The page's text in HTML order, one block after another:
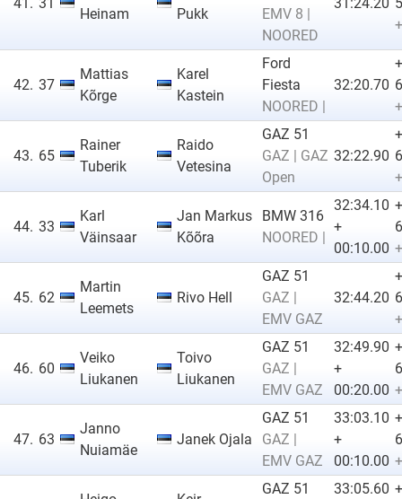
Heinam
Pukk
EMV 8 |
NOORED
42. 37
Mattias
Kõrge
Karel
Kastein
Ford
Fiesta
NOORED |
32:20.70
+
43. 65
Rainer
Tuberik
Raido
Vetesina
GAZ 51
GAZ | GAZ
Open
32:22.90
+
44. 33
Karl
Väinsaar
Jan Markus
Kõõra
BMW 316
NOORED |
32:34.10
+
00:10.00
+
45. 62
Martin
Leemets
Rivo Hell
GAZ 51
GAZ |
EMV GAZ
32:44.20
+
46. 60
Veiko
Liukanen
Toivo
Liukanen
GAZ 51
GAZ |
EMV GAZ
32:49.90
+
00:20.00
+
47. 63
Janno
Nuiamäe
Janek Ojala
GAZ 51
GAZ |
EMV GAZ
33:03.10
+
00:10.00
+
GAZ 51
33:05.60 +